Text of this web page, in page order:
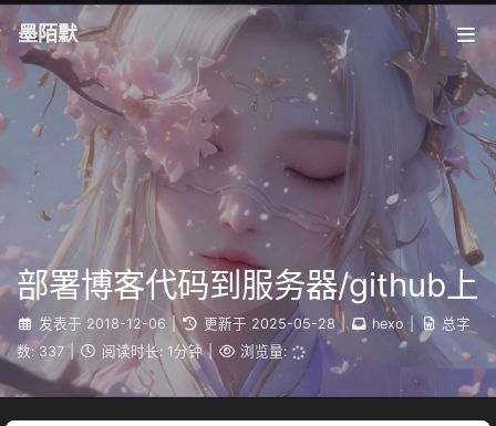
墨陌默
部署博客代码到服务器/github上
发表于 2018-12-06 | 更新于 2025-05-28 hexo
总字
数: 337 阅读时长: 1分钟 | 浏览量: